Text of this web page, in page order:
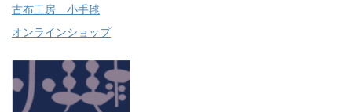
古布工房 小手毬
オンラインショップ